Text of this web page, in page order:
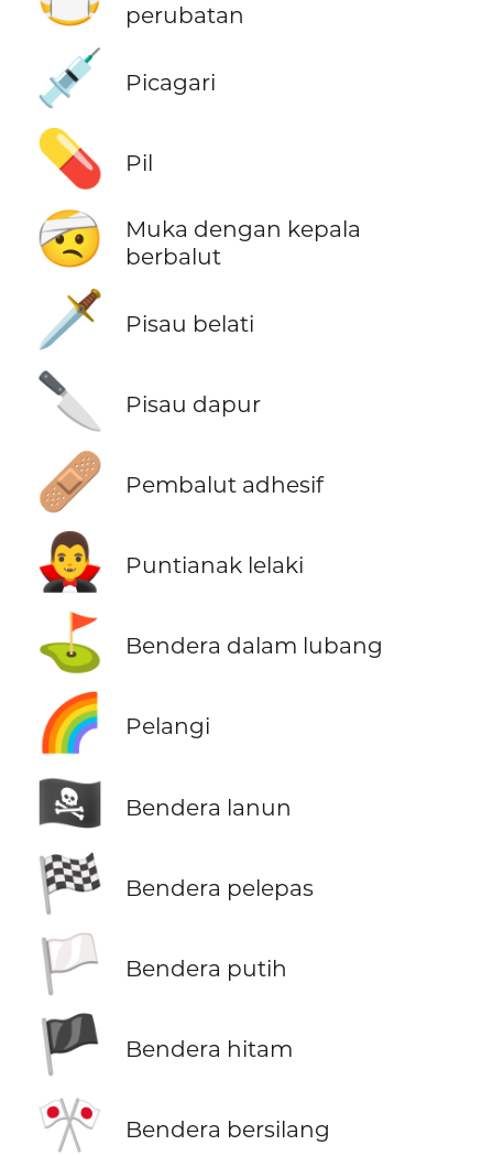
perubatan
💉 Picagari
💊 Pil
🤕
Muka dengan kepala
berbalut
🗡️ Pisau belati
🔪 Pisau dapur
🩹 Pembalut adhesif
🧛‍♂️ Puntianak lelaki
⛳ Bendera dalam lubang
🌈 Pelangi
🏴‍☠️ Bendera lanun
🏁 Bendera pelepas
🏳️ Bendera putih
🏴 Bendera hitam
🎌 Bendera bersilang